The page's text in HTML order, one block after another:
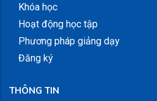
Khóa học
Hoạt động học tập
Phương pháp giảng dạy
Đăng ký
THÔNG TIN